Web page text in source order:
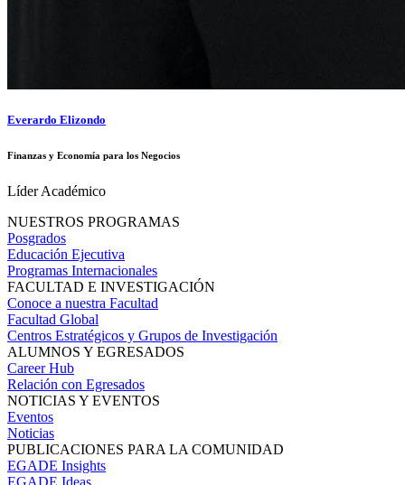
Everardo Elizondo
Finanzas y Economía para los Negocios
Líder Académico
NUESTROS PROGRAMAS
Posgrados
Educación Ejecutiva
Programas Internacionales
FACULTAD E INVESTIGACIÓN
Conoce a nuestra Facultad
Facultad Global
Centros Estratégicos y Grupos de Investigación
ALUMNOS Y EGRESADOS
Career Hub
Relación con Egresados
NOTICIAS Y EVENTOS
Eventos
Noticias
PUBLICACIONES PARA LA COMUNIDAD
EGADE Insights
EGADE Ideas